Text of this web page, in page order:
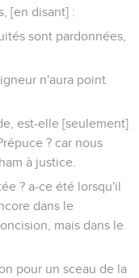
[en disant] :
sont pardonnées,
n'aura point
est-elle [seulement]
? car nous
à justice.
? a-ce été lorsqu'il
dans le
mais dans le
pour un sceau de la